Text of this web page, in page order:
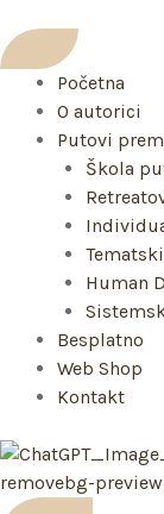
to
content
Početna
O autorici
Putovi
Škola
Human
Besplatno
Web Shop
Kontakt